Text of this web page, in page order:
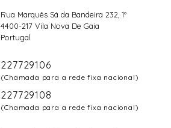
Rua Marquês Sá da Bandeira 232, 1º
4400-217 Vila Nova De Gaia
Portugal
227729106
(Chamada para a rede fixa nacional)
227729108
(Chamada para a rede fixa nacional)